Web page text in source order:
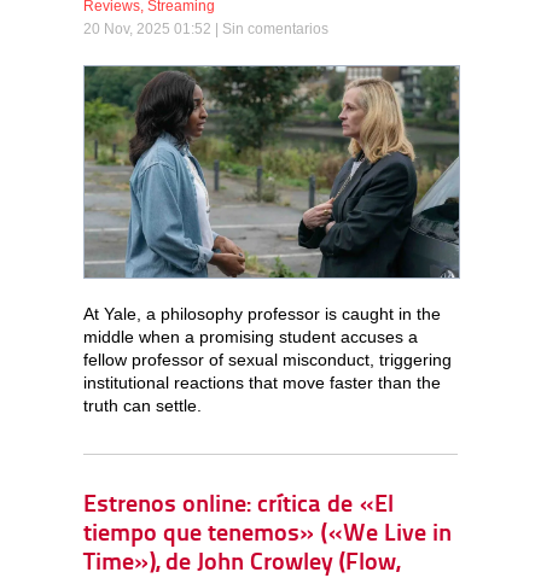
Reviews, Streaming
20 Nov, 2025 01:52 | Sin comentarios
At Yale, a philosophy professor is caught in the
middle when a promising student accuses a
fellow professor of sexual misconduct, triggering
institutional reactions that move faster than the
truth can settle.
Estrenos online: crítica de «El
tiempo que tenemos» («We Live in
Time»), de John Crowley (Flow,